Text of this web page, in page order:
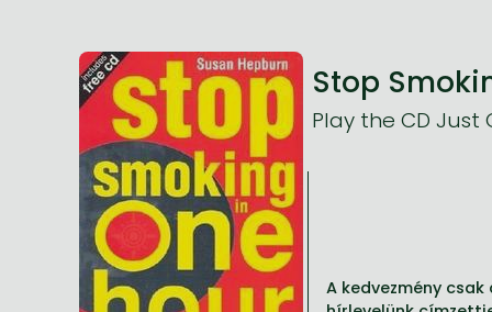
Stop
Play the CD Just
A kedvezmény